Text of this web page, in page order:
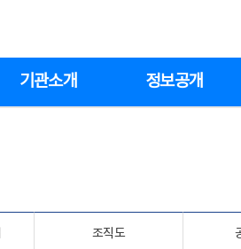
기관소개 정보공개
조직도